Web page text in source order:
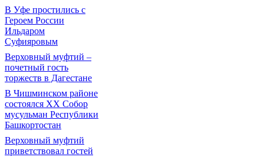
В Уфе простились с
Героем России
Ильдаром
Суфияровым
Верховный муфтий –
почетный гость
торжеств в Дагестане
В Чишминском районе
состоялся XX Собор
мусульман Республики
Башкортостан
Верховный муфтий
приветствовал гостей